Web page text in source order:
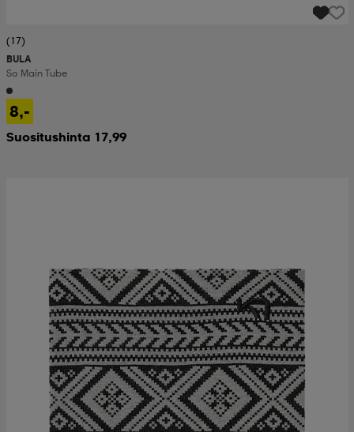
(17)
BULA
So Main Tube
8,-
Suositushinta 17,99